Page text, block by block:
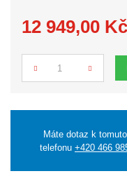
12 949,00 Kč
Počet
Máte dotaz k
telefonu +420 466